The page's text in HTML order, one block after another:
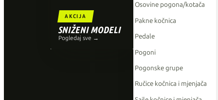
AKCIJA
SNIŽENI MODELI
Pogledaj sve →
Osovine pogona/kotača
Pakne kočnica
Pedale
Pogoni
Pogonske grupe
Ručice kočnica i mjenjača